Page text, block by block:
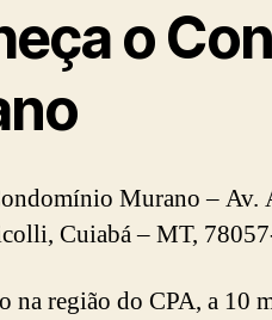
o
Murano – Av.
Cuiabá – MT,
na região do CPA, a 10